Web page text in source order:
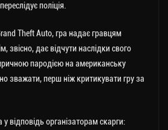
поліція.
Theft Auto, гра надає гравцям
звісно, дає відчути наслідки свого
пародією на американську
зважати, перш ніж критикувати гру за
відповідь організаторам скарги: